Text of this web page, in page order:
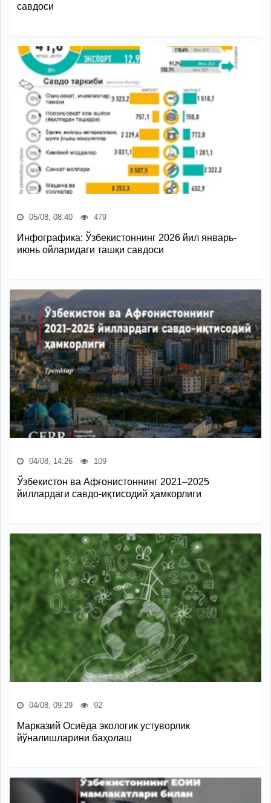
савдоси
05/08, 08:40 479
Инфографика: Ўзбекистоннинг 2026 йил январь-
июнь ойларидаги ташқи савдоси
04/08, 14:26 109
Ўзбекистон ва Афғонистоннинг 2021–2025
йиллардаги савдо-иқтисодий ҳамкорлиги
04/08, 09:29 92
Марказий Осиёда экологик устуворлик
йўналишларини баҳолаш